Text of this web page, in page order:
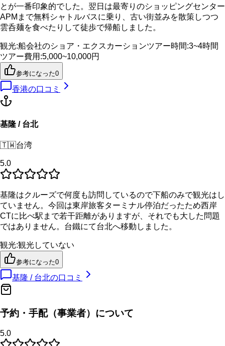
とが一番印象的でした。翌日は最寄りのショッピングセンター
APMまで無料シャトルバスに乗り、古い街並みを散策しつつ
雲呑麺を食べたりして徒歩で帰船しました。
観光:船会社のショア・エクスカーションツアー時間:3~4時間
ツアー費用 :5,000~10,000円
参考になった0
香港の口コミ
基隆 / 台北
🇹🇼台湾
5.0
基隆はクルーズで何度も訪問しているので下船のみで観光はし
ていません。今回は東岸旅客ターミナル停泊だったため西岸
CTに比べ駅まで若干距離がありますが、それでも大した問題
ではありません。台鐵にて台北へ移動しました。
観光:観光していない
参考になった0
基隆 / 台北の口コミ
予約・手配（事業者）について
5.0